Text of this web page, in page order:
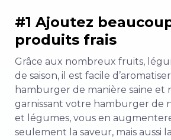
#1 Ajoutez
produits frais
Grâce aux nombreux fruits,
de saison, il est facile
hamburger de manière saine et
garnissant votre hamburger de
et légumes, vous en
seulement la saveur, mais aussi